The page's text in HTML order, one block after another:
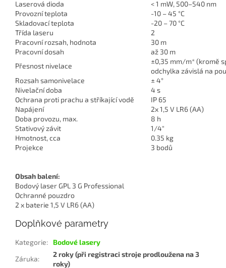
Laserová dioda
< 1 mW, 500–540 nm
Provozní teplota
-10 – 45 °C
Skladovací teplota
-20 – 70 °C
Třída laseru
2
Pracovní rozsah, hodnota
30 m
Pracovní dosah
až 30 m
Přesnost nivelace
±0,35 mm/m* (kromě
odchylka závislá na
Rozsah samonivelace
± 4°
Nivelační doba
4 s
Ochrana proti prachu a stříkající vodě
IP 65
Napájení
2x 1,5 V LR6 (AA)
Doba provozu, max.
8 h
Stativový závit
1/4"
Hmotnost, cca
0.35 kg
Projekce
3 bodů
Obsah balení:
Bodový laser GPL 3 G Professional
Ochranné pouzdro
2 x baterie 1,5 V LR6 (AA)
Doplňkové parametry
Kategorie:
Bodové lasery
Záruka:
2 roky (při registraci stroje prodloužena na 3
roky)